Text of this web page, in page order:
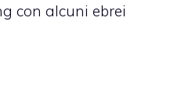
con alcuni ebrei